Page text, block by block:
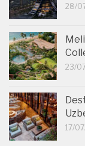
28/
23/
17/